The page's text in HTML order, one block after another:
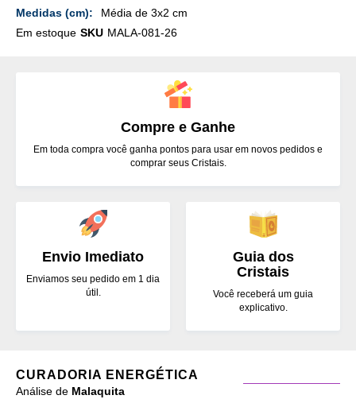
Média de 3x2 cm
Em estoque SKU MALA-081-26
Envio Imediato
Enviamos seu pedido em 1 dia
útil.
Compre e Ganhe
Em toda compra você ganha pontos para usar em novos pedidos e
comprar seus Cristais.
Guia dos
Cristais
Você receberá um guia
explicativo.
CURADORIA ENERGÉTICA
Análise de Malaquita